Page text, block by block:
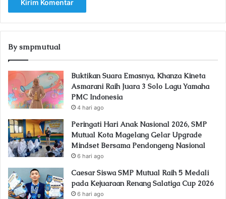
By smpmutual
Buktikan Suara Emasnya, Khanza Kineta
Asmarani Raih Juara 3 Solo Lagu Yamaha
PMC Indonesia
4 hari ago
Peringati Hari Anak Nasional 2026, SMP
Mutual Kota Magelang Gelar Upgrade
Mindset Bersama Pendongeng Nasional
6 hari ago
Caesar Siswa SMP Mutual Raih 5 Medali
pada Kejuaraan Renang Salatiga Cup 2026
6 hari ago